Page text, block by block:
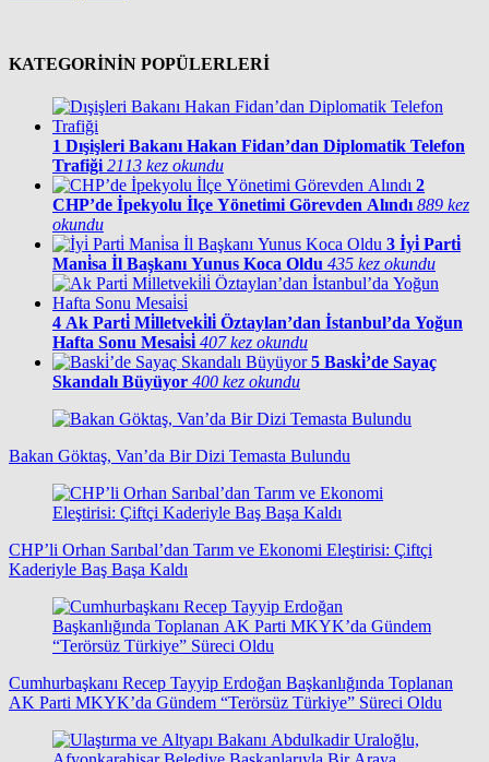
KATEGORİNİN POPÜLERLERİ
1 Dışişleri Bakanı Hakan Fidan’dan Diplomatik Telefon
Trafiği 2113 kez okundu
2
CHP’de İpekyolu İlçe Yönetimi Görevden Alındı 889 kez
okundu
3 İyi̇ Parti̇
Mani̇sa İl Başkanı Yunus Koca Oldu 435 kez okundu
4 Ak Parti̇ Mi̇lletveki̇li̇ Öztaylan’dan İstanbul’da Yoğun
Hafta Sonu Mesai̇si̇ 407 kez okundu
5 Baski̇’de Sayaç
Skandalı Büyüyor 400 kez okundu
Bakan Göktaş, Van’da Bir Dizi Temasta Bulundu
CHP’li Orhan Sarıbal’dan Tarım ve Ekonomi Eleştirisi: Çiftçi
Kaderiyle Baş Başa Kaldı
Cumhurbaşkanı Recep Tayyip Erdoğan Başkanlığında Toplanan
AK Parti MKYK’da Gündem “Terörsüz Türkiye” Süreci Oldu